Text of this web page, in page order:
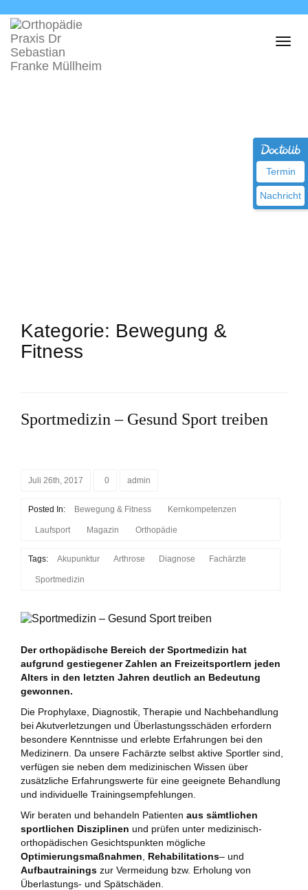
Kategorie: Bewegung &
Fitness
Sportmedizin – Gesund Sport treiben
Juli 26th, 2017 0 admin
Posted In: Bewegung & Fitness Kernkompetenzen
Laufsport Magazin Orthopädie
Tags: Akupunktur Arthrose Diagnose Fachärzte
Sportmedizin
Der orthopädische Bereich der Sportmedizin hat
aufgrund gestiegener Zahlen an Freizeitsportlern jeden
Alters in den letzten Jahren deutlich an Bedeutung
gewonnen.
Die Prophylaxe, Diagnostik, Therapie und Nachbehandlung
bei Akutverletzungen und Überlastungsschäden erfordern
besondere Kenntnisse und erlebte Erfahrungen bei den
Medizinern. Da unsere Fachärzte selbst aktive Sportler sind,
verfügen sie neben dem medizinischen Wissen über
zusätzliche Erfahrungswerte für eine geeignete Behandlung
und individuelle Trainingsempfehlungen.
Wir beraten und behandeln Patienten aus sämtlichen
sportlichen Disziplinen und prüfen unter medizinisch-
orthopädischen Gesichtspunkten mögliche
Optimierungsmaßnahmen
Rehabilitations– und
Aufbautrainings zur Vermeidung bzw. Erholung von
Überlastungs- und Spätschäden.
Termin
Nachricht